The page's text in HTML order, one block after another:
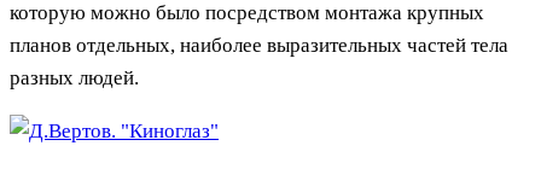
которую можно было посредством монтажа крупных
планов отдельных, наиболее выразительных частей тела
разных людей.